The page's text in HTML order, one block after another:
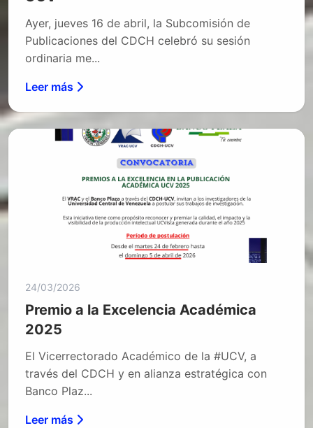
Ayer, jueves 16 de abril, la Subcomisión de
Publicaciones del CDCH celebró su sesión
ordinaria me...
Leer más
24/03/2026
Premio a la Excelencia Académica
2025
El Vicerrectorado Académico de la #UCV, a
través del CDCH y en alianza estratégica con
Banco Plaz...
Leer más